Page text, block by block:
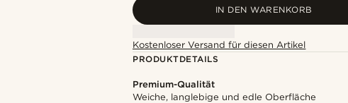
IN DEN WARENKORB
Kostenloser Versand für diesen Artikel
PRODUKTDETAILS
Premium-Qualität
Weiche, langlebige und edle Oberfläche